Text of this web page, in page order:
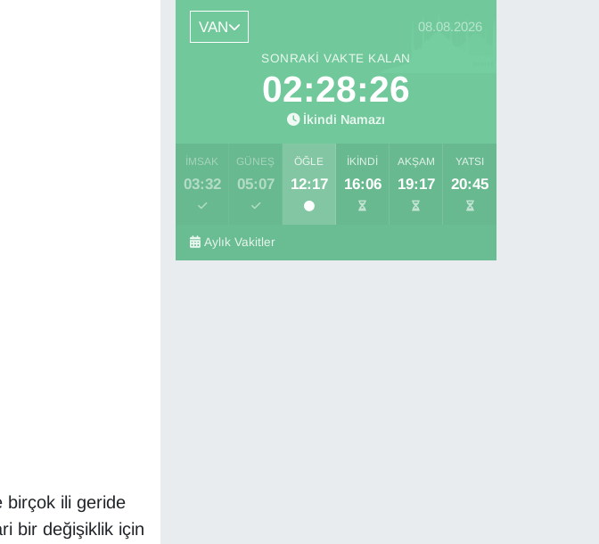
birçok ili geride
bir değişiklik için
VAN 08.08.2026
SONRAKI VAKTE KALAN
02:28:25
İkindi Namazı
İMSAK
03:32
GÜNEŞ
05:07
ÖĞLE
12:17
İKINDI
16:06
AKŞAM
19:17
YATSI
20:45
Aylık Vakitler